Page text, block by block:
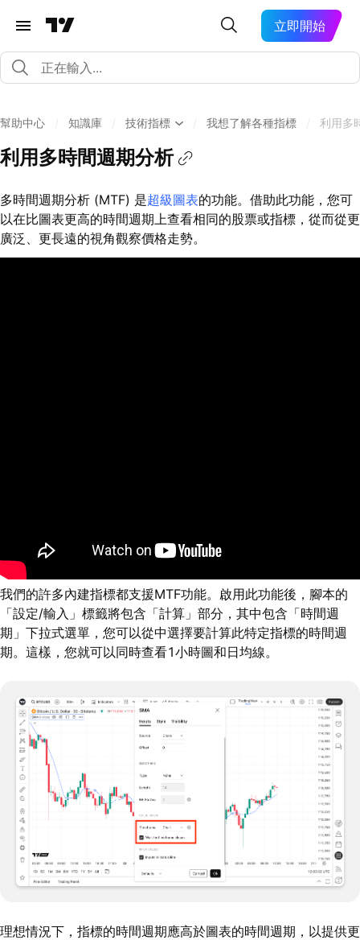
立即開始
幫助中心 知識庫 技術指標 我想了解各種指標 利用多
利用多時間週期分析
多時間週期分析 (MTF) 是超級圖表的功能。借助此功能，您可
以在比圖表更高的時間週期上查看相同的股票或指標，從而從更
廣泛、更長遠的視角觀察價格走勢。
我們的許多內建指標都支援MTF功能。啟用此功能後，腳本的
「設定/輸入」標籤將包含「計算」部分，其中包含「時間週
期」下拉式選單，您可以從中選擇要計算此特定指標的時間週
期。這樣，您就可以同時查看1小時圖和日均線。
理想情況下，指標的時間週期應高於圖表的時間週期，以提供更